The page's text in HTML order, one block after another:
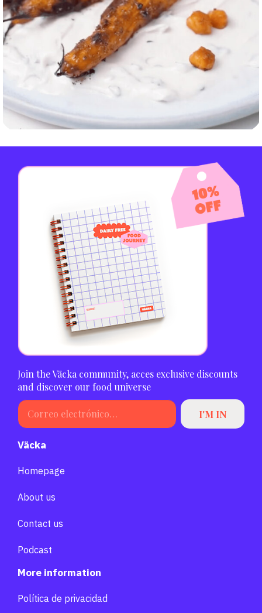
Join the Väcka community, acces exclusive discounts
and discover our food universe
Väcka
Homepage
About us
Contact us
Podcast
More information
Política de privacidad